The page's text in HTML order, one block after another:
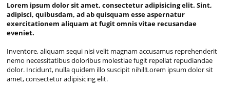
Lorem ipsum dolor sit amet, consectetur adipisicing elit. Sint,
adipisci, quibusdam, ad ab quisquam esse aspernatur
exercitationem aliquam at fugit omnis vitae recusandae
eveniet.
Inventore, aliquam sequi nisi velit magnam accusamus reprehenderit
nemo necessitatibus doloribus molestiae fugit repellat repudiandae
dolor. Incidunt, nulla quidem illo suscipit nihil!Lorem ipsum dolor sit
amet, consectetur adipisicing elit.